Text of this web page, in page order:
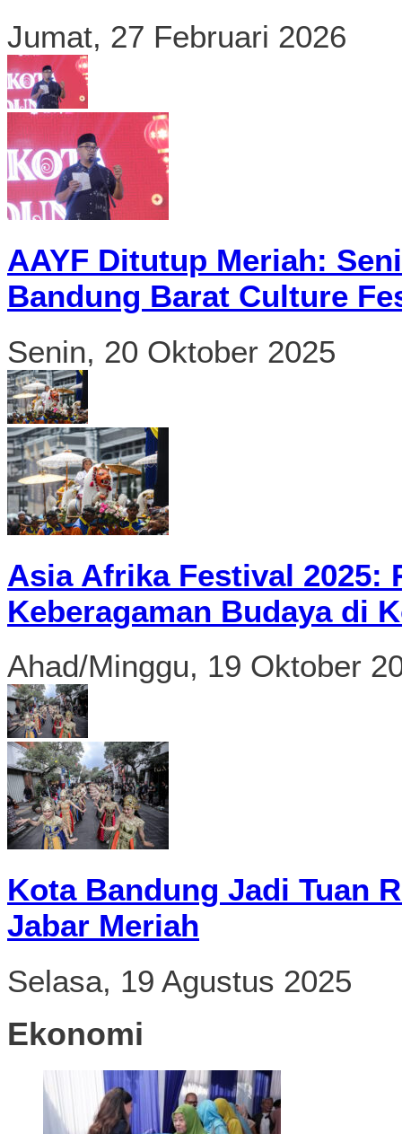
Jumat, 27 Februari 2026
AAYF Ditutup Meriah:
Bandung Barat Culture
Senin, 20 Oktober 2025
Asia Afrika Festival 2025:
Keberagaman Budaya di
Ahad/Minggu, 19 Oktober
Kota Bandung Jadi Tuan
Jabar Meriah
Selasa, 19 Agustus 2025
Ekonomi